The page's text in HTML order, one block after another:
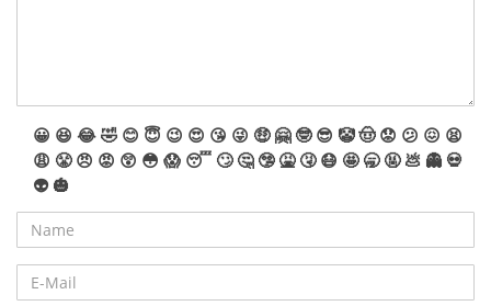
😀 😆 😂🤣 😊 😇 😉 😍 😘 😜 🤑 🤗 🤓 😎 🤡🤠 😟 😕 😖 😫
😩 😤 😠 😡 😲 😳 😱 😴 🙄 🤔 🤥 🤮 🤧 😷 🤩 🥱 🤬 💩 👻 💀
👽 🎃